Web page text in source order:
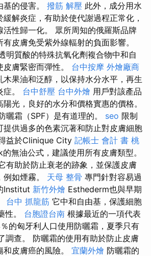
的侵害。 撥筋 解壓 此外，成分用水
解炎症，有助於使代謝過程正常化，
活性歸一化。 眾所周知的俄羅斯品牌
皮膚免受紫外線輻射的負面影響。
明質酸的特殊抗氧化劑複合物中和自
膚緊密而彈性。 台中按摩 外燴廠商
木果油和泛醇，以保持水分水平，再生
。 台中舒壓 台中外燴 用戶對該產品
光，良好的水分和價格實惠的價格。
曬霜（SPF）是有道理的。 seo 限制
提供過多的色素沉著和防止對皮膚細胞
益於Clinique City 記帳士 會計 書 桃
無油公式，建議使用所有皮膚類型。
有助於防止衰老的跡象，並保護皮膚
如煙霧。 天母 整骨 專門針對容易過
Institut 新竹外燴 Esthederm也與早期
台中 抓龍筋 它中和自由基，保護細胞
性。 台胞證台南 根據最近的一項代表
的匈牙利人口使用防曬霜，夏季只有
調查。 防曬霜的使用有助於防止皮膚
皮膚癌的風險。 宜蘭外燴 防曬霜的